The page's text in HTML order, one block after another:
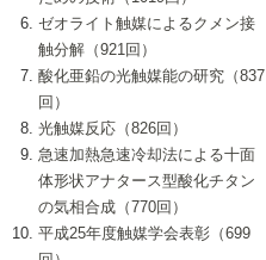
7号 企業における触媒研究のブレークスル
8号 この材料を触媒として使ってみません
6号 第86回触媒討論会
7号 水素化精製触媒の新しい展開
8号 新しい反応性と機能性を目指した金属
クラスタ-化学
5号 研究の方法論を考える
7号 機能性金属材料と触媒
8号 触媒研究へのNMRの応用と展望
2号 第81回触媒討論会
3号 計算機触媒化学へのさそい
4号 触媒劣化の制御と予測
5号 最新の実用プロセスと触媒
6号 第82回触媒討論会
7号 ナノ構造体の化学
8号 あの反応は今
3号 最新NO除去触媒の実用化研究
4号 新しい反応場を目指した触媒調製
5号 反応・分離技術の新しい展開
6号 第80回触媒討論会
8号 AFMでみる世界
する21世紀への触媒
3号 オリンピックメダル:金・銀・銅はどん
な触媒作用を示すか
4号 触媒作用における機能の複合化
5号 未来を拓け！若手研究者
6号 第78回触媒討論会
7号 ダイナミックな領域への触媒研究の展
開/C1化学を中心とする21世紀への触媒
1号 ファインケミカルズと固体触媒
2号 第75回触媒討論会
3号 希土類を利用した触媒
4号 触媒とリサイクル
5号 エネルギー変換触媒
6号 第76回触媒討論会
7号 表面吸着相の新しい展開
8号 マイクロポーラス・クリスタル触媒の
▼36巻（1994年）
1号 電気化学と触媒
2号 第73回触媒討論会
3号 C4化学の展開
4号 《通常号》
5号 《通常号》
6号 第74回触媒討論会
▼35巻（1993年）
1号 工業触媒開発マニュアル―探索から工
業化まで
2号 第71回触媒討論会
3号 研究開発のうらおもて―着想と展開
4号 触媒劣化と寿命の予測
5号 環境に優しい触媒
▼34巻（1992年）
1号 インパクトを与えたこの研究
2号 第69回触媒討論会
3号 ケミカルズ合成触媒―新しい展開と応
▼33巻（1991年）
1号 触媒プロセス開発マニュアル―探索か
ら工業化まで，知っておきたいこと PartII
2号 第67回触媒討論会
▼32巻（1990年）
1号 21世紀に向けて触媒研究の飛躍をめざ
す―触媒化学の裾野を広げよう
2号 第65回触媒討論会
▼31巻（1989年）
1号 情報科学と反応設計・材料設計
▼30巻（1988年）
ゼオライト触媒によるクメン接
触分解（921回）
酸化亜鉛の光触媒能の研究（837
回）
光触媒反応（826回）
急速加熱急速冷却法による十面
体形状アナタース型酸化チタン
の気相合成（770回）
平成25年度触媒学会表彰（699